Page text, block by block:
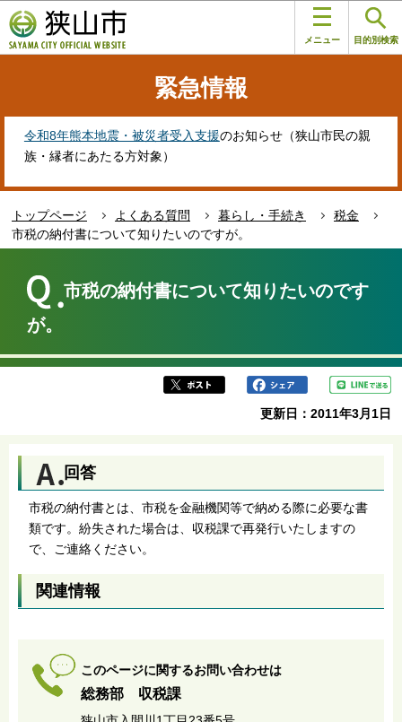
の
ペ
す
メニュー 目的別検索
緊急情報
令和8年熊本地震・被災者受入支援のお知らせ（狭山市民の親
族・縁者にあたる方対象）
トップページ よくある質問 暮らし・手続き
税金
市税の納付書について知りたいのですが。
ら
市税の納付書について知りたいのです
が。
更新日：2011年3月1日
回答
市税の納付書とは、市税を金融機関等で納める際に必要な書
類です。紛失された場合は、収税課で再発行いたしますの
で、ご連絡ください。
関連情報
このページに関するお問い合わせは
総務部 収税課